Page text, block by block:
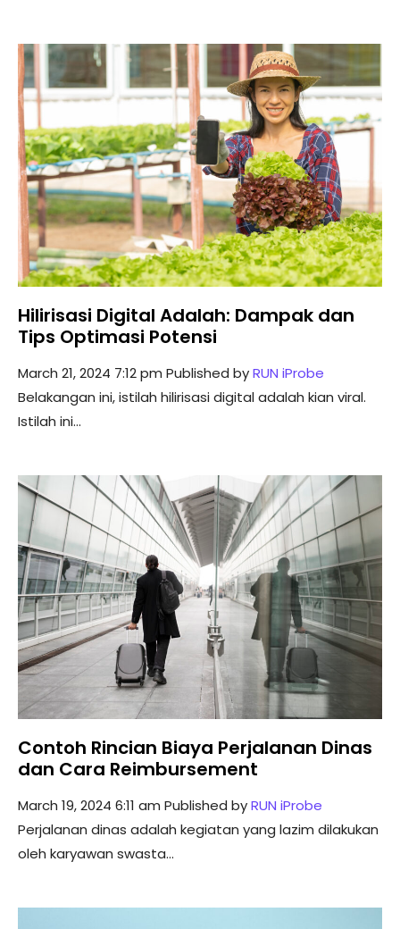
Hilirisasi Digital Adalah: Dampak dan
Tips Optimasi Potensi
March 21, 2024 7:12 pm Published byRUN iProbe
Belakangan ini, istilah hilirisasi digital adalah kian viral.
Istilah ini...
Contoh Rincian Biaya Perjalanan Dinas
dan Cara Reimbursement
March 19, 2024 6:11 am Published byRUN iProbe
Perjalanan dinas adalah kegiatan yang lazim dilakukan
oleh karyawan swasta...